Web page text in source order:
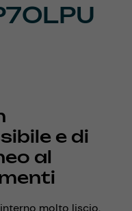
e di
al
molto liscio,